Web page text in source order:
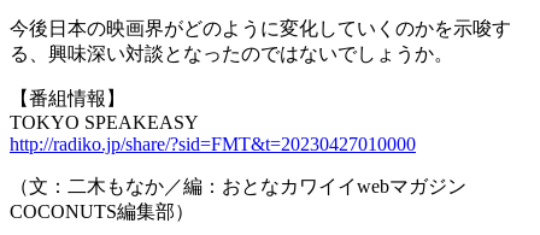
今後日本の映画界がどのように変化していくのかを示唆す
る、興味深い対談となったのではないでしょうか。
【番組情報】
TOKYO SPEAKEASY
http://radiko.jp/share/?sid=FMT&t=20230427010000
（文：二木もなか／編：おとなカワイイwebマガジン
COCONUTS編集部）